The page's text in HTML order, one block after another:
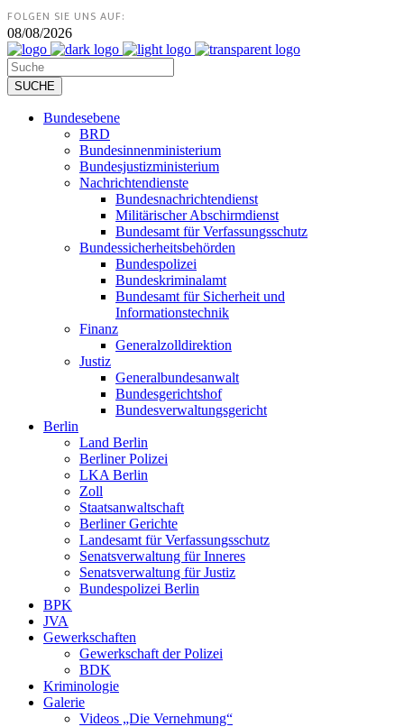
FOLGEN SIE UNS AUF:
08/08/2026
Bundesebene
BRD
Bundesinnenministerium
Bundesjustizministerium
Nachrichtendienste
Bundesnachrichtendienst
Militärischer Abschirmdienst
Bundesamt für Verfassungsschutz
Bundessicherheitsbehörden
Bundespolizei
Bundeskriminalamt
Bundesamt für Sicherheit und
Informationstechnik
Finanz
Generalzolldirektion
Justiz
Generalbundesanwalt
Bundesgerichtshof
Bundesverwaltungsgericht
Berlin
Land Berlin
Berliner Polizei
LKA Berlin
Zoll
Staatsanwaltschaft
Berliner Gerichte
Landesamt für Verfassungsschutz
Senatsverwaltung für Inneres
Senatsverwaltung für Justiz
Bundespolizei Berlin
BPK
JVA
Gewerkschaften
Gewerkschaft der Polizei
BDK
Kriminologie
Galerie
Videos „Die Vernehmung“